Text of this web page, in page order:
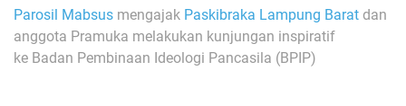
Parosil Mabsus mengajak Paskibraka Lampung Barat dan
anggota Pramuka melakukan kunjungan inspiratif
ke Badan Pembinaan Ideologi Pancasila (BPIP)